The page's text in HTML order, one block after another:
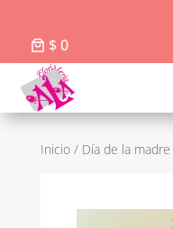
$ 0
Inicio/ Día de la madre